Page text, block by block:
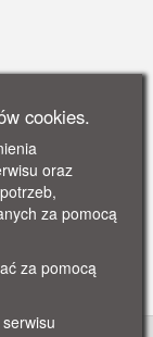
cookies.
oraz
za pomocą
za pomocą